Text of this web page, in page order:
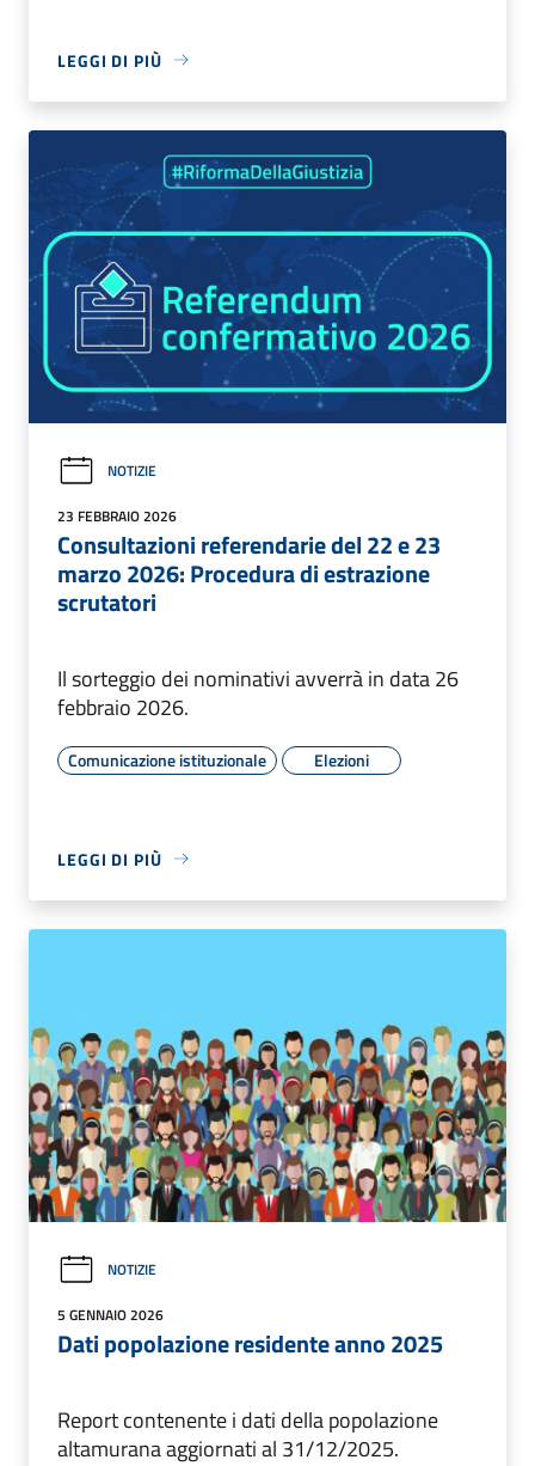
LEGGI DI PIÙ
NOTIZIE
23 FEBBRAIO 2026
Consultazioni referendarie del 22 e 23
marzo 2026: Procedura di estrazione
scrutatori
Il sorteggio dei nominativi avverrà in data 26
febbraio 2026.
Comunicazione istituzionale Elezioni
LEGGI DI PIÙ
NOTIZIE
5 GENNAIO 2026
Dati popolazione residente anno 2025
Report contenente i dati della popolazione
altamurana aggiornati al 31/12/2025.